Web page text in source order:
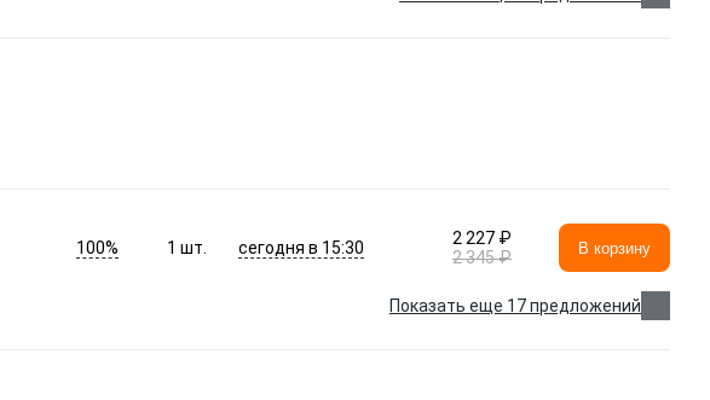
100% 1 шт. сегодня в 15:30
2 227 ₽
2 345 ₽
В корзину
Показать еще 17 предложений